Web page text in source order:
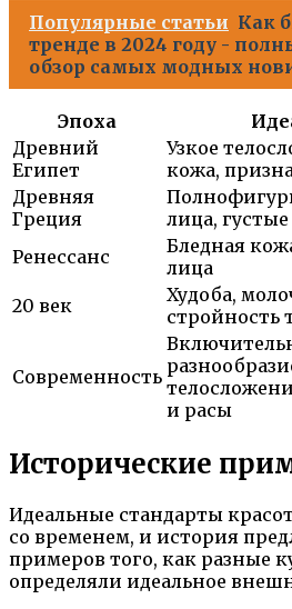
Популярные статьи Как
тренде в 2024 году -
обзор самых модных
Эпоха
Древний
Египет
Узкое
кожа,
Древняя
Греция
лица,
Ренессанс
Бледная
лица
20 век
Худоба,
стройность
Современность
и расы
Исторические
Идеальные стандарты
со временем, и история
примеров того, как разные
определяли идеальное